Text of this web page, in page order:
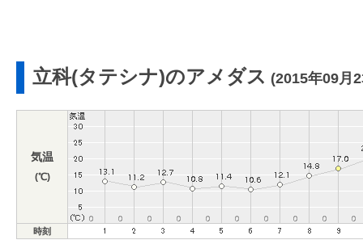
立科(タテシナ)のアメダス (2015年09月
気温
(℃)
時刻